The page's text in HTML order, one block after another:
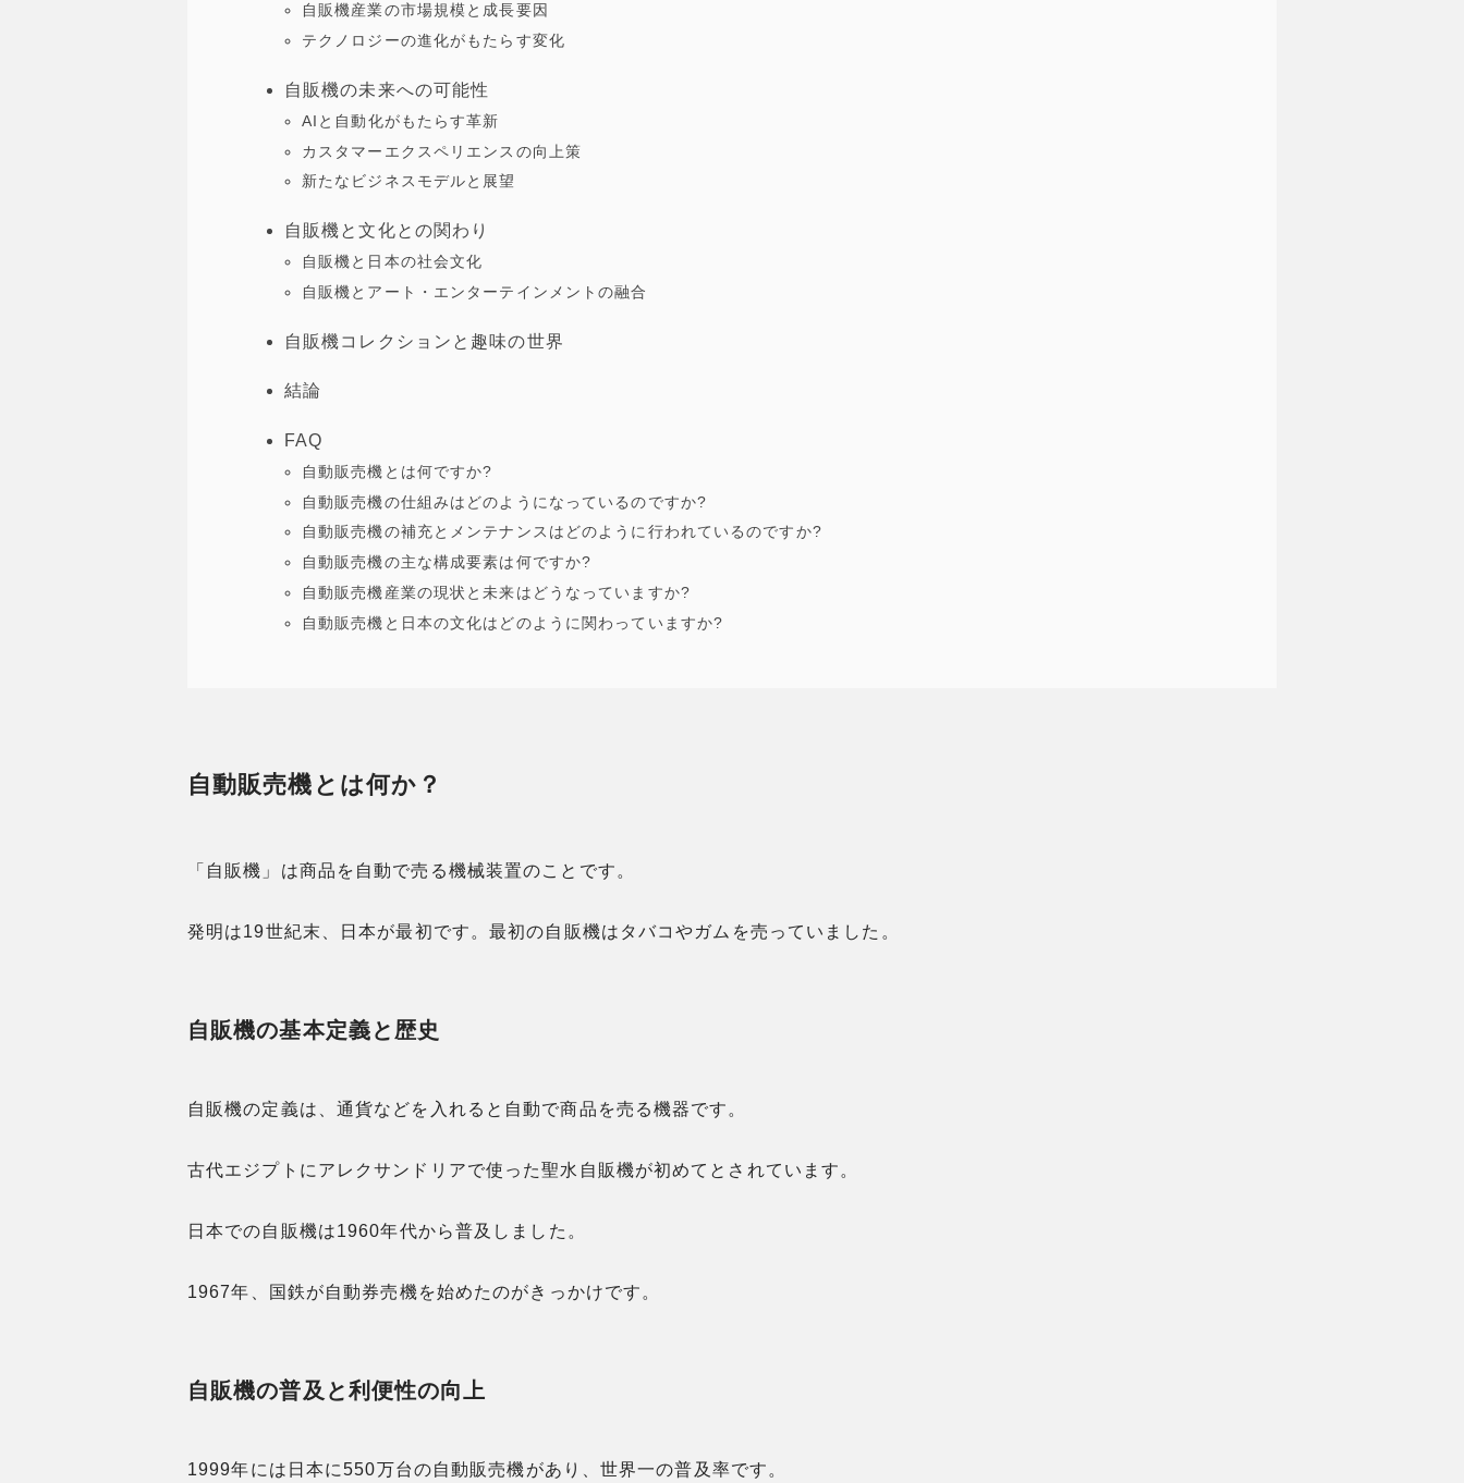
自販機産業の市場規模と成長要因
テクノロジーの進化がもたらす変化
自販機の未来への可能性
AIと自動化がもたらす革新
カスタマーエクスペリエンスの向上策
新たなビジネスモデルと展望
自販機と文化との関わり
自販機と日本の社会文化
自販機とアート・エンターテインメントの融合
自販機コレクションと趣味の世界
結論
FAQ
自動販売機とは何ですか?
自動販売機の仕組みはどのようになっているのですか?
自動販売機の補充とメンテナンスはどのように行われているのですか?
自動販売機の主な構成要素は何ですか?
自動販売機産業の現状と未来はどうなっていますか?
自動販売機と日本の文化はどのように関わっていますか?
自動販売機とは何か？
「自販機」は商品を自動で売る機械装置のことです。
発明は19世紀末、日本が最初です。最初の自販機はタバコやガムを売っていました。
自販機の基本定義と歴史
自販機の定義は、通貨などを入れると自動で商品を売る機器です。
古代エジプトにアレクサンドリアで使った聖水自販機が初めてとされています。
日本での自販機は1960年代から普及しました。
1967年、国鉄が自動券売機を始めたのがきっかけです。
自販機の普及と利便性の向上
1999年には日本に550万台の自動販売機があり、世界一の普及率です。